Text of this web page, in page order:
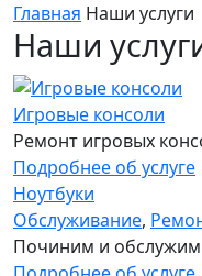
Главная Наши услуги
Наши
Игровые консоли
Ремонт игровых
Подробнее об услуге
Ноутбуки
Обслуживание,
Починим и обслужим